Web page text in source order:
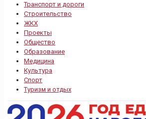
Транспорт и дороги
Строительство
ЖКХ
Проекты
Общество
Образование
Медицина
Культура
Спорт
Туризм и отдых